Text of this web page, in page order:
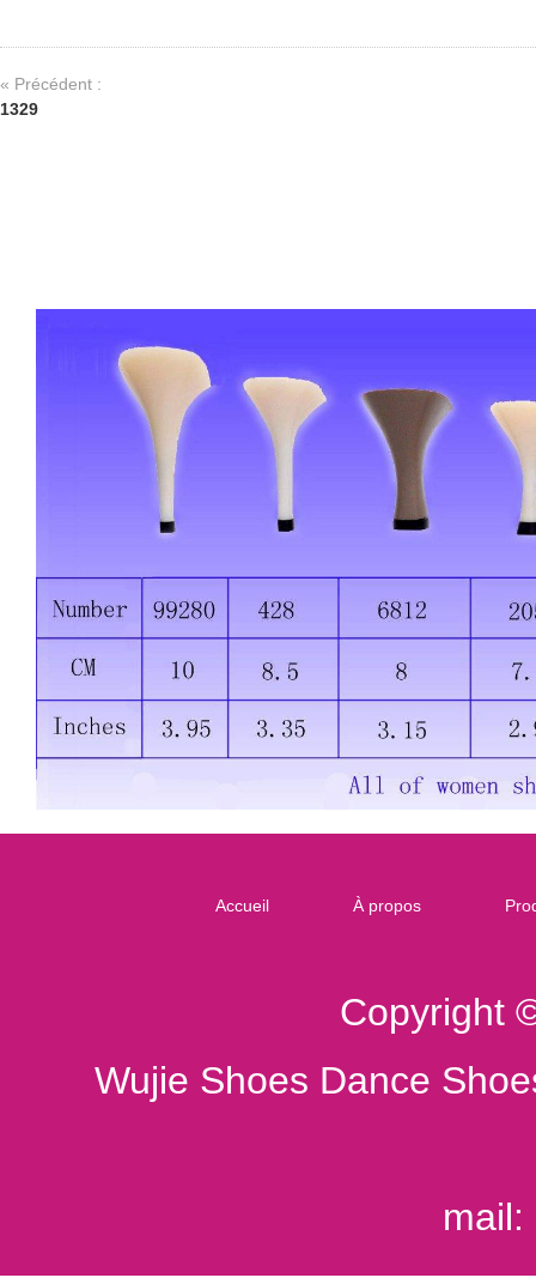
« Précédent :
1329
Accueil À propos
Copyright
Wujie Shoes Dance